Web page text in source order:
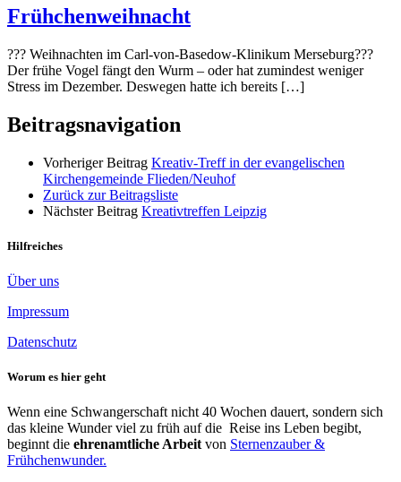
Frühchenweihnacht
??? Weihnachten im Carl-von-Basedow-Klinikum Merseburg???
Der frühe Vogel fängt den Wurm – oder hat zumindest weniger
Stress im Dezember. Deswegen hatte ich bereits […]
Beitragsnavigation
Vorheriger Beitrag Kreativ-Treff in der evangelischen
Kirchengemeinde Flieden/Neuhof
Zurück zur Beitragsliste
Nächster Beitrag Kreativtreffen Leipzig
Hilfreiches
Über uns
Impressum
Datenschutz
Worum es hier geht
Wenn eine Schwangerschaft nicht 40 Wochen dauert, sondern sich
das kleine Wunder viel zu früh auf die Reise ins Leben begibt,
beginnt die ehrenamtliche Arbeit von Sternenzauber &
Frühchenwunder.